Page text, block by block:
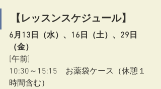
【レッスンスケジュール】
6月13日（水）、16日（土）、29日
（金）
[午前]
10:30～15:15　お薬袋ケース（休憩１
時間含む）